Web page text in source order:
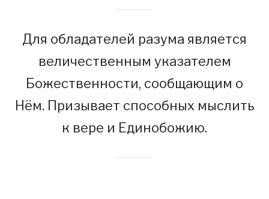
Для обладателей разума является
величественным указателем
Божественности, сообщающим о
Нём. Призывает способных мыслить
к вере и Единобожию.